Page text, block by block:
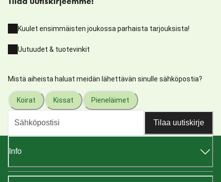
Kuulet ensimmäisten joukossa parhaista tarjouksista!
Uutuudet & tuotevinkit
Mistä aiheista haluat meidän lähettävän sinulle sähköpostia?
Koirat Kissat Pieneläimet
Tilaa uutiskirje
Info